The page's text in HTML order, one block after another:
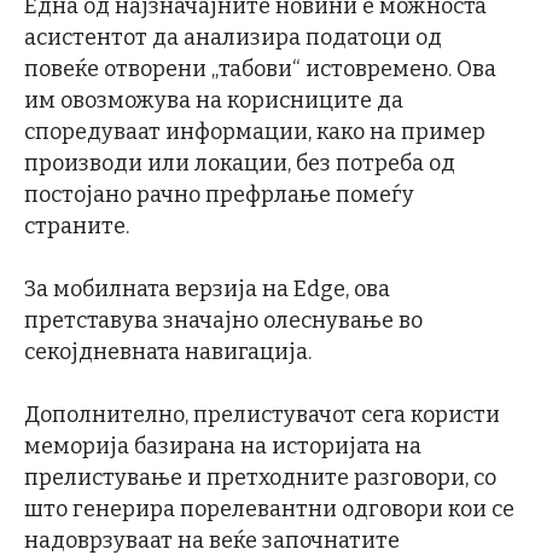
Една од најзначајните новини е можноста
асистентот да анализира податоци од
повеќе отворени „табови“ истовремено. Ова
им овозможува на корисниците да
споредуваат информации, како на пример
производи или локации, без потреба од
постојано рачно префрлање помеѓу
страните.
За мобилната верзија на Edge, ова
претставува значајно олеснување во
секојдневната навигација.
Дополнително, прелистувачот сега користи
меморија базирана на историјата на
прелистување и претходните разговори, со
што генерира порелевантни одговори кои се
надоврзуваат на веќе започнатите